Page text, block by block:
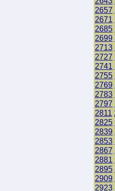
2657
2671
2685
2699
2713
2727
2741
2755
2769
2783
2797
2811
2825
2839
2853
2867
2881
2895
2909
2923